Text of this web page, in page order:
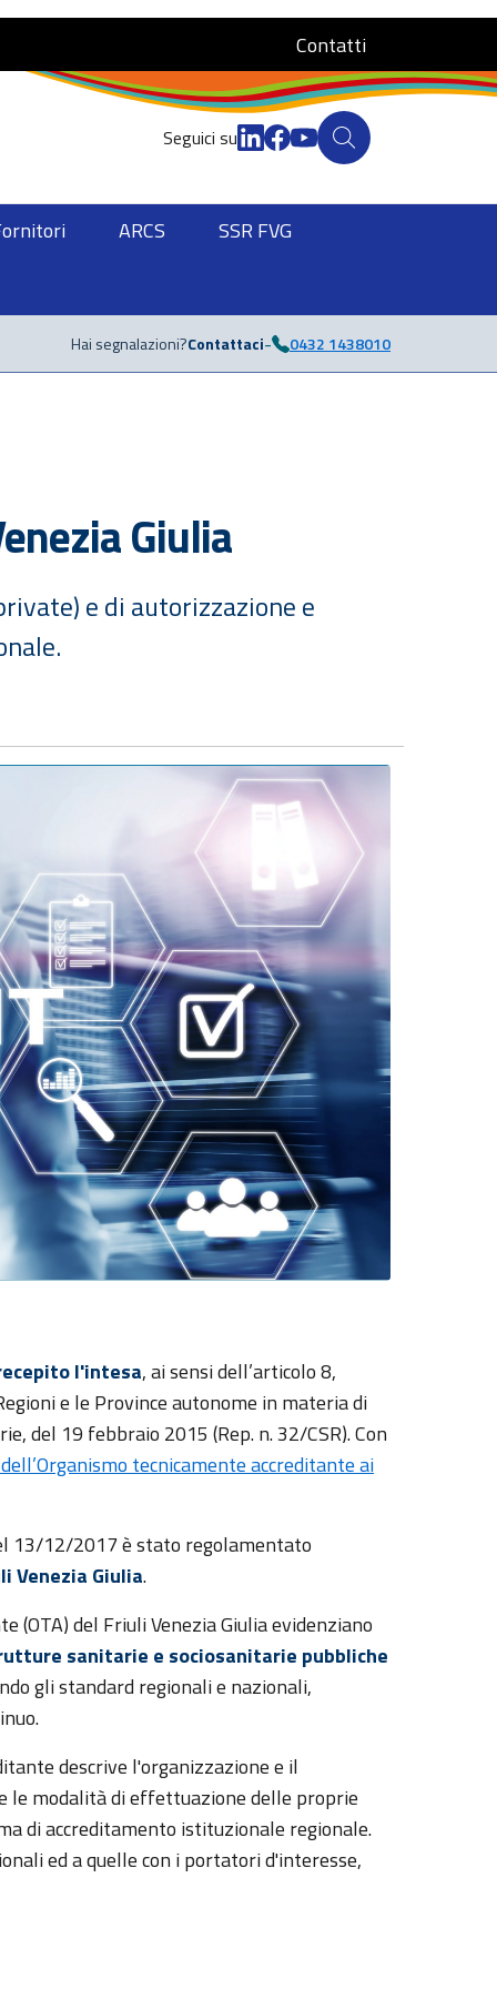
Contatti
Seguici su
ARCS
SSR FVG
Hai segnalazioni?Contattaci- 0432 1438010
Giulia
e di autorizzazione e
l'intesa, ai sensi dell’articolo 8,
e le Province autonome in materia di
del 19 febbraio 2015 (Rep. n. 32/CSR). Con
tecnicamente accreditante ai
13/12/2017 è stato regolamentato
Venezia Giulia.
(OTA) del Friuli Venezia Giulia evidenziano
sanitarie e sociosanitarie pubbliche
gli standard regionali e nazionali,
descrive l'organizzazione e il
le modalità di effettuazione delle proprie
di accreditamento istituzionale regionale.
ed a quelle con i portatori d'interesse,